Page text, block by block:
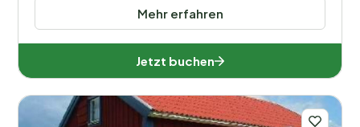
Mehr erfahren
Jetzt buchen